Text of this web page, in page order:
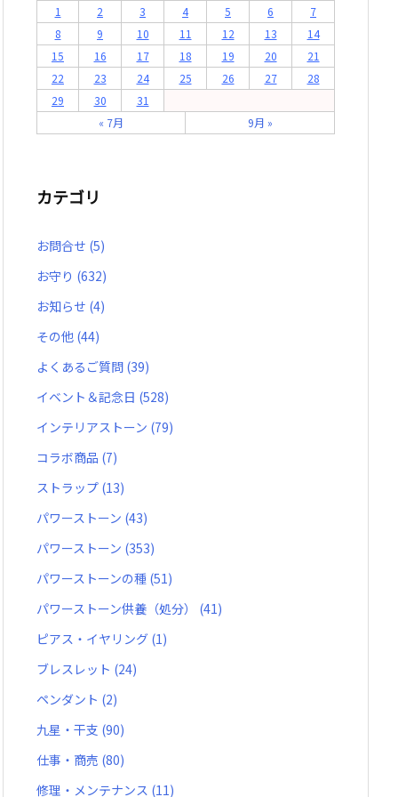
1 2 3 4 5 6
7
8
9 10 11 12 13
14
15
16 17 18 19 20
21
22
23 24 25 26 27
28
29
30
31
« 7月
9月 »
カテゴリ
お問合せ (5)
お守り (632)
お知らせ (4)
その他 (44)
よくあるご質問 (39)
イベント＆記念日 (528)
インテリアストーン (79)
コラボ商品 (7)
ストラップ (13)
パワーストーン (43)
パワーストーン (353)
パワーストーンの種 (51)
パワーストーン供養（処分） (41)
ピアス・イヤリング (1)
ブレスレット (24)
ペンダント (2)
九星・干支 (90)
仕事・商売 (80)
修理・メンテナンス (11)